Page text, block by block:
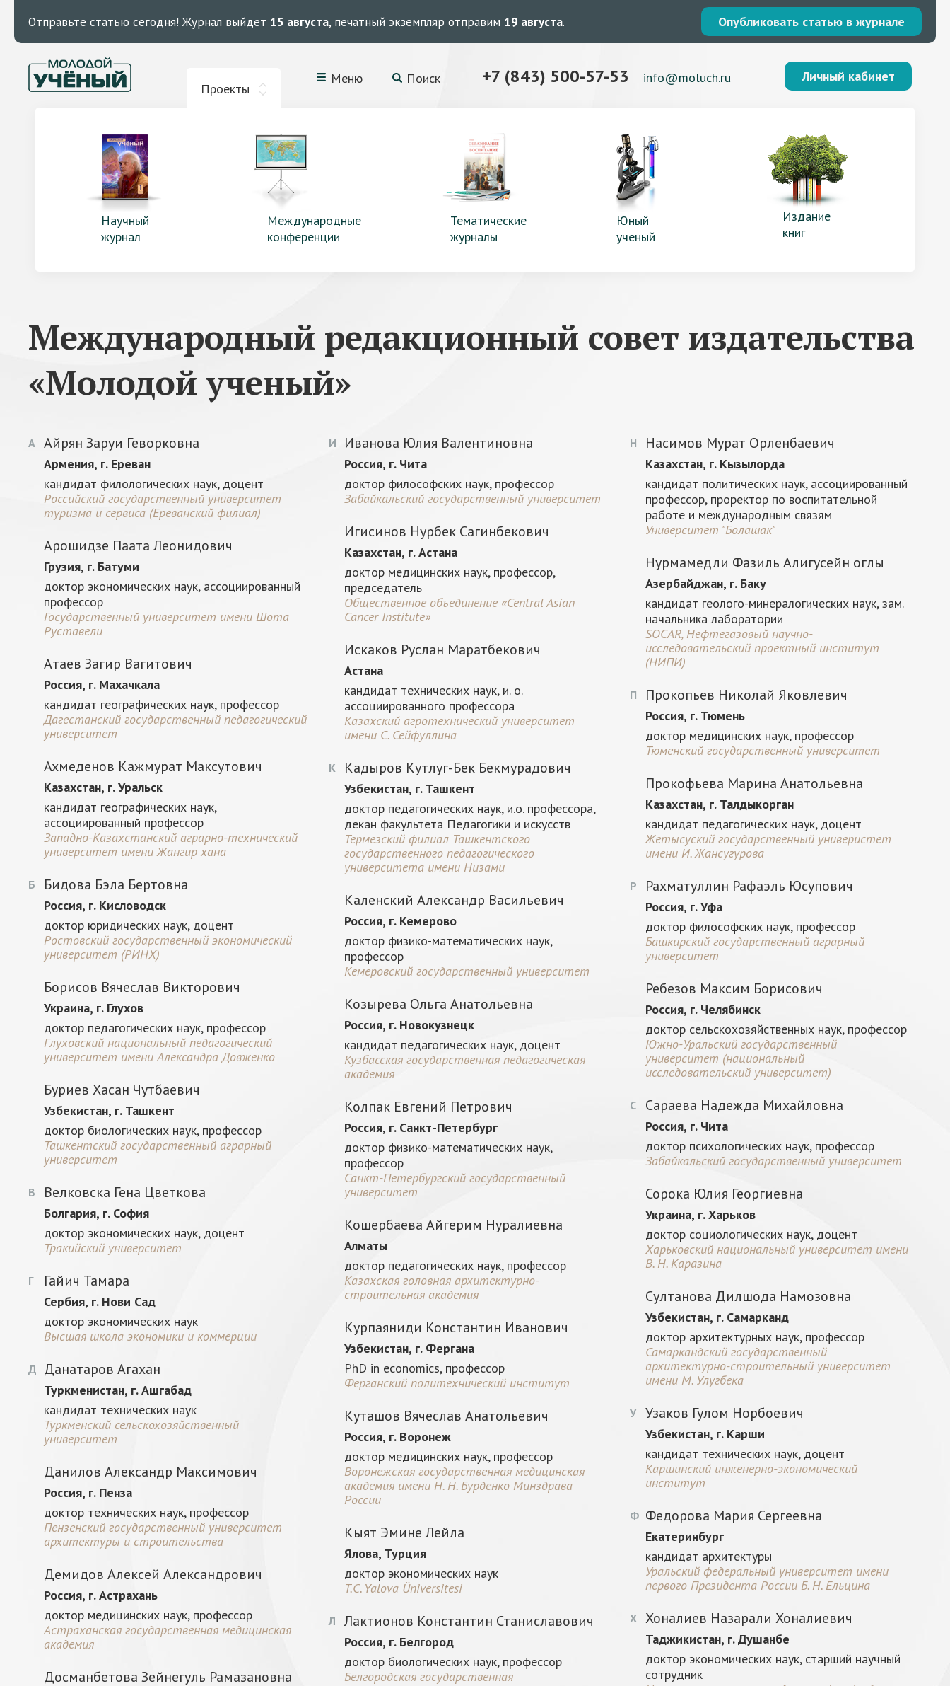
Отправьте статью сегодня! Журнал выйдет 15 августа, печатный экземпляр отправим 19 августа. Опубликовать статью в журнале
Проекты
Меню Поиск +7 (843) 500-57-53 info@moluch.ru Личный кабинет
Научный
журнал
Международные
конференции
Тематические
журналы
Юный
ученый
Издание
книг
Международный редакционный совет издательства
«Молодой ученый»
А Айрян Заруи Геворковна
Армения, г. Ереван
кандидат филологических наук, доцент
Российский государственный университет
туризма и сервиса (Ереванский филиал)
Арошидзе Паата Леонидович
Грузия, г. Батуми
доктор экономических наук, ассоциированный
профессор
Государственный университет имени Шота
Руставели
Атаев Загир Вагитович
Россия, г. Махачкала
кандидат географических наук, профессор
Дагестанский государственный педагогический
университет
Ахмеденов Кажмурат Максутович
Казахстан, г. Уральск
кандидат географических наук,
ассоциированный профессор
Западно-Казахстанский аграрно-технический
университет имени Жангир хана
Б Бидова Бэла Бертовна
Россия, г. Кисловодск
доктор юридических наук, доцент
Ростовский государственный экономический
университет (РИНХ)
Борисов Вячеслав Викторович
Украина, г. Глухов
доктор педагогических наук, профессор
Глуховский национальный педагогический
университет имени Александра Довженко
Буриев Хасан Чутбаевич
Узбекистан, г. Ташкент
доктор биологических наук, профессор
Ташкентский государственный аграрный
университет
В Велковска Гена Цветкова
Болгария, г. София
доктор экономических наук, доцент
Тракийский университет
Г Гайич Тамара
Сербия, г. Нови Сад
доктор экономических наук
Высшая школа экономики и коммерции
Д Данатаров Агахан
Туркменистан, г. Ашгабад
кандидат технических наук
Туркменский сельскохозяйственный
университет
Данилов Александр Максимович
Россия, г. Пенза
доктор технических наук, профессор
Пензенский государственный университет
архитектуры и строительства
Демидов Алексей Александрович
Россия, г. Астрахань
доктор медицинских наук, профессор
Астраханская государственная медицинская
академия
Досманбетова Зейнегуль Рамазановна
И Иванова Юлия Валентиновна
Россия, г. Чита
доктор философских наук, профессор
Забайкальский государственный университет
Игисинов Нурбек Сагинбекович
Казахстан, г. Астана
доктор медицинских наук, профессор,
председатель
Общественное объединение «Central Asian
Cancer Institute»
Искаков Руслан Маратбекович
Астана
кандидат технических наук, и. о.
ассоциированного профессора
Казахский агротехнический университет
имени С. Сейфуллина
К Кадыров Кутлуг-Бек Бекмурадович
Узбекистан, г. Ташкент
доктор педагогических наук, и.о. профессора,
декан факультета Педагогики и искусств
Термезский филиал Ташкентского
государственного педагогического
университета имени Низами
Каленский Александр Васильевич
Россия, г. Кемерово
доктор физико-математических наук,
профессор
Кемеровский государственный университет
Козырева Ольга Анатольевна
Россия, г. Новокузнецк
кандидат педагогических наук, доцент
Кузбасская государственная педагогическая
академия
Колпак Евгений Петрович
Россия, г. Санкт-Петербург
доктор физико-математических наук,
профессор
Санкт-Петербургский государственный
университет
Кошербаева Айгерим Нуралиевна
Алматы
доктор педагогических наук, профессор
Казахская головная архитектурно-
строительная академия
Курпаяниди Константин Иванович
Узбекистан, г. Фергана
PhD in economics, профессор
Ферганский политехнический институт
Куташов Вячеслав Анатольевич
Россия, г. Воронеж
доктор медицинских наук, профессор
Воронежская государственная медицинская
академия имени Н. Н. Бурденко Минздрава
России
Кыят Эмине Лейла
Ялова, Турция
доктор экономических наук
T.C. Yalova Üniversitesi
Л Лактионов Константин Станиславович
Россия, г. Белгород
доктор биологических наук, профессор
Белгородская государственная
Н Насимов Мурат Орленбаевич
Казахстан, г. Кызылорда
кандидат политических наук, ассоциированный
профессор, проректор по воспитательной
работе и международным связям
Университет "Болашак"
Нурмамедли Фазиль Алигусейн оглы
Азербайджан, г. Баку
кандидат геолого-минералогических наук, зам.
начальника лаборатории
SOCAR, Нефтегазовый научно-
исследовательский проектный институт
(НИПИ)
П Прокопьев Николай Яковлевич
Россия, г. Тюмень
доктор медицинских наук, профессор
Тюменский государственный университет
Прокофьева Марина Анатольевна
Казахстан, г. Талдыкорган
кандидат педагогических наук, доцент
Жетысуский государственный универистет
имени И. Жансугурова
Р Рахматуллин Рафаэль Юсупович
Россия, г. Уфа
доктор философских наук, профессор
Башкирский государственный аграрный
университет
Ребезов Максим Борисович
Россия, г. Челябинск
доктор сельскохозяйственных наук, профессор
Южно-Уральский государственный
университет (национальный
исследовательский университет)
С Сараева Надежда Михайловна
Россия, г. Чита
доктор психологических наук, профессор
Забайкальский государственный университет
Сорока Юлия Георгиевна
Украина, г. Харьков
доктор социологических наук, доцент
Харьковский национальный университет имени
В. Н. Каразина
Султанова Дилшода Намозовна
Узбекистан, г. Самарканд
доктор архитектурных наук, профессор
Самаркандский государственный
архитектурно-строительный университет
имени М. Улугбека
У Узаков Гулом Норбоевич
Узбекистан, г. Карши
кандидат технических наук, доцент
Каршинский инженерно-экономический
институт
Ф Федорова Мария Сергеевна
Екатеринбург
кандидат архитектуры
Уральский федеральный университет имени
первого Президента России Б. Н. Ельцина
Х Хоналиев Назарали Хоналиевич
Таджикистан, г. Душанбе
доктор экономических наук, старший научный
сотрудник